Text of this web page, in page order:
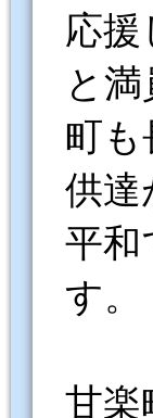
応援
と
町
供達
平和
す。
甘